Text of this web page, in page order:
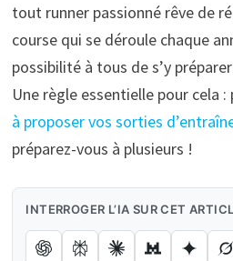
tout runner passionné rêve de
course qui se déroule chaque
possibilité à tous de s’y
Une règle essentielle pour cela :
à proposer vos sorties
préparez-vous à plusieurs !
INTERROGER L’IA SUR CET